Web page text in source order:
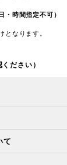
・時間指定不可）
となります。
ください）
て